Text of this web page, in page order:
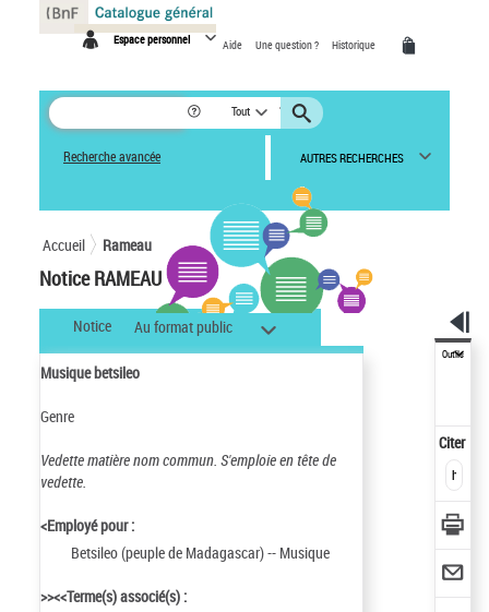
Espace personnel Aide Une question ? Historique
Tout
Recherche avancée AUTRES RECHERCHES
Accueil Rameau
Notice RAMEAU
Notice Au format public
Musique betsileo
Genre
Vedette matière nom commun. S'emploie en tête de
vedette.
<Employé pour :
Betsileo (peuple de Madagascar) -- Musique
>><<Terme(s) associé(s) :
Outils
Citer
Panneau de gestion des cookies